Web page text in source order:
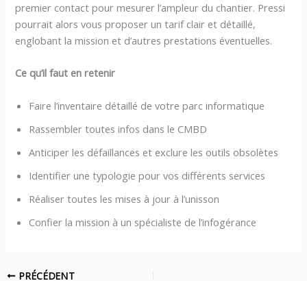
premier contact pour mesurer l’ampleur du chantier. Pressi
pourrait alors vous proposer un tarif clair et détaillé,
englobant la mission et d’autres prestations éventuelles.
Ce qu’il faut en retenir
Faire l’inventaire détaillé de votre parc informatique
Rassembler toutes infos dans le CMBD
Anticiper les défaillances et exclure les outils obsolètes
Identifier une typologie pour vos différents services
Réaliser toutes les mises à jour à l’unisson
Confier la mission à un spécialiste de l’infogérance
PRÉCÉDENT